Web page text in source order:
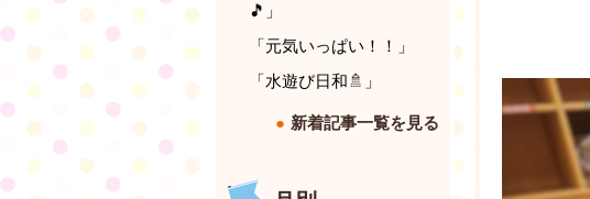
🎵」
「元気いっぱい！！」
「水遊び日和🚿」
新着記事一覧を見る